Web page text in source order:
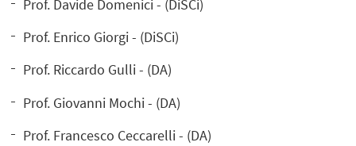
Prof. Davide Domenici - (DiSCi)
Prof. Enrico Giorgi - (DiSCi)
Prof. Riccardo Gulli - (DA)
Prof. Giovanni Mochi - (DA)
Prof. Francesco Ceccarelli - (DA)